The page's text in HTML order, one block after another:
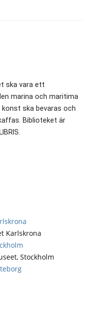
ska vara ett
marina och maritima
ska bevaras och
Biblioteket är
Karlskrona
Stockholm